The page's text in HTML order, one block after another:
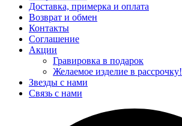
Доставка, примерка и оплата
Возврат и обмен
Контакты
Соглашение
Акции
Гравировка в подарок
Желаемое изделие в рассрочку!
Звезды с нами
Связь с нами